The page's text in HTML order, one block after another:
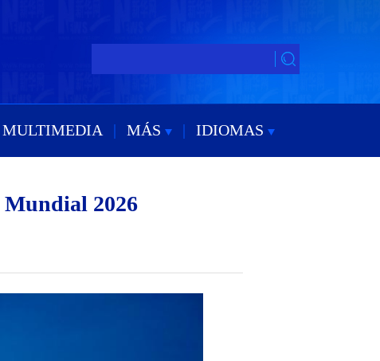
MULTIMEDIA | MÁS | IDIOMAS
2026